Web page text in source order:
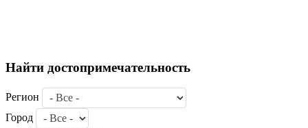
Найти достопримечательность
Регион
Город